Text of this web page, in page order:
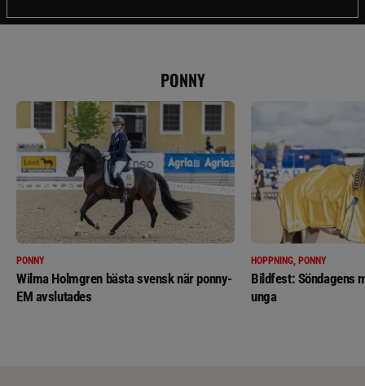
PONNY
PONNY
Wilma Holmgren bästa svensk när ponny-
EM avslutades
HOPPNING, PONNY
Bildfest: Söndagens
unga